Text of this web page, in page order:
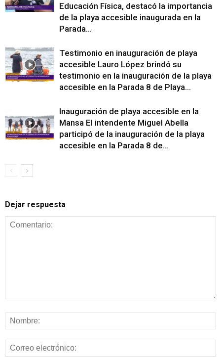
Educación Física, destacó la importancia
de la playa accesible inaugurada en la
Parada...
Testimonio en inauguración de playa
accesible Lauro López brindó su
testimonio en la inauguración de la playa
accesible en la Parada 8 de Playa...
Inauguración de playa accesible en la
Mansa El intendente Miguel Abella
participó de la inauguración de la playa
accesible en la Parada 8 de...
Dejar respuesta